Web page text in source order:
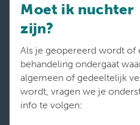
Moet ik nuchter
zijn?
Als je geopereerd wordt of
behandeling ondergaat
algemeen of gedeeltelijk
wordt, vragen we je
info te volgen: